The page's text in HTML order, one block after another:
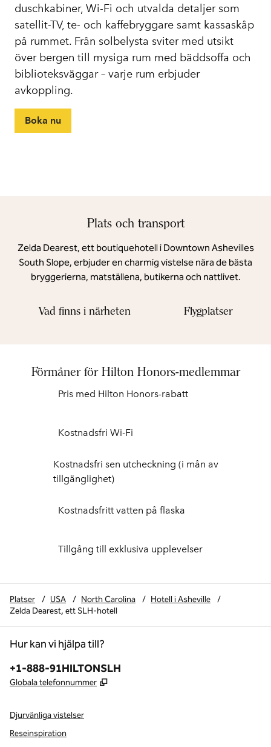
duschkabiner, Wi-Fi och utvalda detaljer som
satellit-TV, te- och kaffebryggare samt kassaskåp
på rummet. Från solbelysta sviter med utsikt
över bergen till mysiga rum med bäddsoffa och
biblioteksväggar – varje rum erbjuder
avkoppling.
Boka nu
Plats och transport
Zelda Dearest, ett boutiquehotell i Downtown Ashevilles
South Slope, erbjuder en charmig vistelse nära de bästa
bryggerierna, matställena, butikerna och nattlivet.
Vad finns i närheten Flygplatser
Förmåner för Hilton Honors-medlemmar
Pris med Hilton Honors-rabatt
Kostnadsfri Wi-Fi
Kostnadsfri sen utcheckning (i mån av
tillgänglighet)
Kostnadsfritt vatten på flaska
Tillgång till exklusiva upplevelser
Platser / USA / North Carolina / Hotell i Asheville
/
Zelda Dearest, ett SLH-hotell
Hur kan vi hjälpa till?
Telefon:
+1-888-91HILTONSLH
Globala telefonnummer ,
Djurvänliga vistelser
Reseinspiration